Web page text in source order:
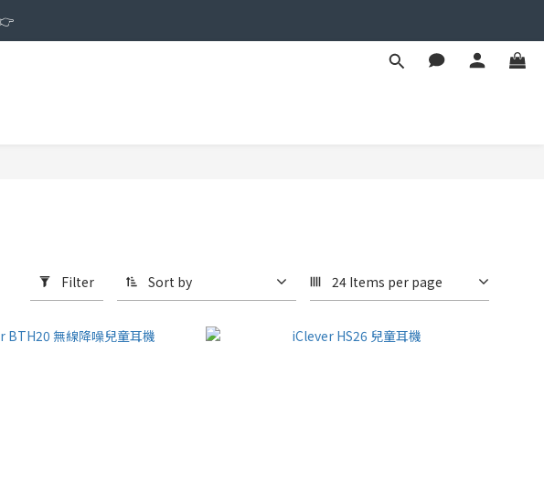
Filter Sort by 24 Items per page